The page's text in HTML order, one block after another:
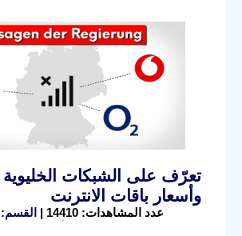
تعرّف على الشبكات الخليوية
وأسعار باقات الانترنت
عدد المشاهدات: 14410 |